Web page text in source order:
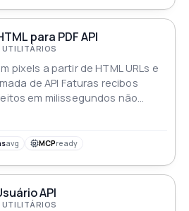
para PDF API
UTILITÁRIOS
pixels a partir de HTML URLs e
de API Faturas recibos
em milissegundos não
avg MCPready
API
UTILITÁRIOS